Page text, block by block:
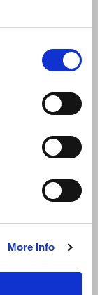
More Info